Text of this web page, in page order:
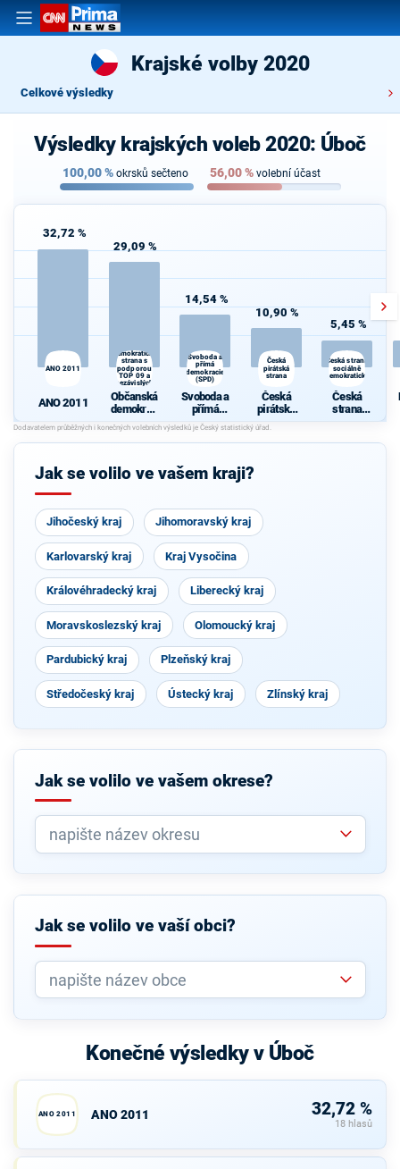
Krajské volby 2020
Celkové výsledky
Výsledky krajských voleb 2020: Úboč
100,00% okrsků sečteno 56,00% volební účast
32,72 %
ANO 2011
ANO 2011
29,09 %
demokratická
strana s
podporou
TOP 09 a
nezávislých
starostů
Občanská
demokrati
cká strana
s podporou
TOP 09 a
h starostů
14,54 %
Svoboda a
přímá
demokracie
(SPD)
Svoboda a
přímá
demokraci
e (SPD)
10,90 %
Česká
pirátská
strana
Česká
pirátská
strana
5,45 %
Česká strana
sociálně
demokratická
Česká
strana
sociálně
cká
Jak se volilo ve vašem kraji?
Jihočeský kraj Jihomoravský kraj
Karlovarský kraj Kraj Vysočina
Královéhradecký kraj Liberecký kraj
Moravskoslezský kraj Olomoucký kraj
Pardubický kraj Plzeňský kraj
Středočeský kraj Ústecký kraj Zlínský kraj
Jak se volilo ve vašem okrese?
Jak se volilo ve vaší obci?
Konečné výsledky v Úboč
ANO 2011 ANO 2011 32,72 %
18 hlasů